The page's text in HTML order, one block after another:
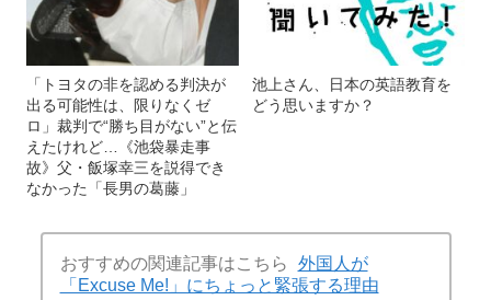
「トヨタの非を認める判決が
出る可能性は、限りなくゼ
ロ」裁判で“勝ち目がない”と伝
えたけれど…《池袋暴走事
故》父・飯塚幸三を説得でき
なかった「長男の葛藤」
池上さん、日本の英語教育を
どう思いますか？
おすすめの関連記事はこちら
外国人が
「Excuse Me!」にちょっと緊張する理由